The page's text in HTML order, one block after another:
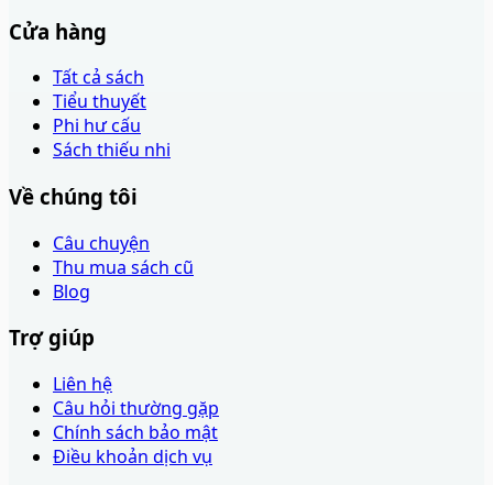
Cửa hàng
Tất cả sách
Tiểu thuyết
Phi hư cấu
Sách thiếu nhi
Về chúng tôi
Câu chuyện
Thu mua sách cũ
Blog
Trợ giúp
Liên hệ
Câu hỏi thường gặp
Chính sách bảo mật
Điều khoản dịch vụ